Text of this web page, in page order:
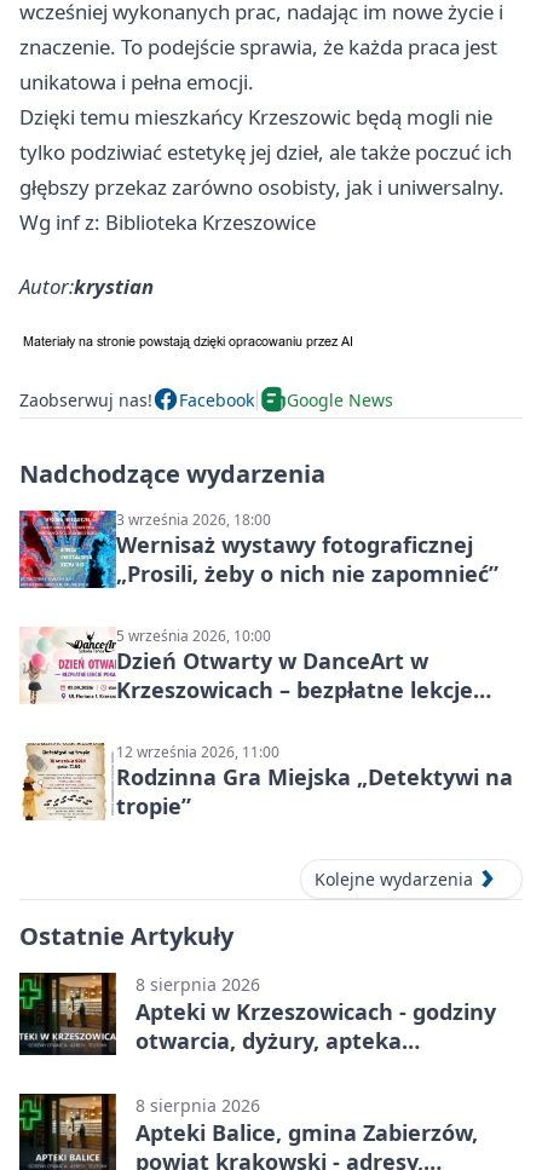
wcześniej wykonanych prac, nadając im nowe życie i
znaczenie. To podejście sprawia, że każda praca jest
unikatowa i pełna emocji.
Dzięki temu mieszkańcy Krzeszowic będą mogli nie
tylko podziwiać estetykę jej dzieł, ale także poczuć ich
głębszy przekaz zarówno osobisty, jak i uniwersalny.
Wg inf z: Biblioteka Krzeszowice
Autor:krystian
Zaobserwuj nas! Facebook Google News
Nadchodzące wydarzenia
3 września 2026, 18:00
Wernisaż wystawy fotograficznej
„Prosili, żeby o nich nie zapomnieć”
5 września 2026, 10:00
Dzień Otwarty w DanceArt w
Krzeszowicach – bezpłatne lekcje
12 września 2026, 11:00
Rodzinna Gra Miejska „Detektywi na
tropie”
Kolejne wydarzenia
Ostatnie Artykuły
8 sierpnia 2026
Apteki w Krzeszowicach - godziny
otwarcia, dyżury, apteka
8 sierpnia 2026
Apteki Balice, gmina Zabierzów,
powiat krakowski - adresy,